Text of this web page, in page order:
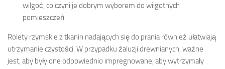
wilgoć, co czyni je dobrym wyborem do wilgotnych
pomieszczeń.
Rolety rzymskie z tkanin nadających się do prania również ułatwiają
utrzymanie czystości. W przypadku żaluzji drewnianych, ważne
jest, aby były one odpowiednio impregnowane, aby wytrzymały